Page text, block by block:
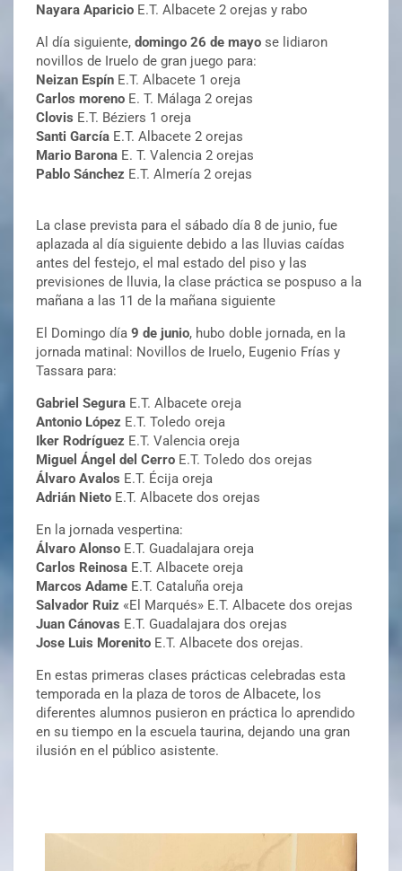
Nayara Aparicio E.T. Albacete 2 orejas y rabo
Al día siguiente, domingo 26 de mayo se lidiaron
novillos de Iruelo de gran juego para:
Neizan Espín E.T. Albacete 1 oreja
Carlos moreno E. T. Málaga 2 orejas
Clovis E.T. Béziers 1 oreja
Santi García E.T. Albacete 2 orejas
Mario Barona E. T. Valencia 2 orejas
Pablo Sánchez E.T. Almería 2 orejas
La clase prevista para el sábado día 8 de junio, fue
aplazada al día siguiente debido a las lluvias caídas
antes del festejo, el mal estado del piso y las
previsiones de lluvia, la clase práctica se pospuso a la
mañana a las 11 de la mañana siguiente
El Domingo día 9 de junio, hubo doble jornada, en la
jornada matinal: Novillos de Iruelo, Eugenio Frías y
Tassara para:
Gabriel Segura E.T. Albacete oreja
Antonio López E.T. Toledo oreja
Iker Rodríguez E.T. Valencia oreja
Miguel Ángel del Cerro E.T. Toledo dos orejas
Álvaro Avalos E.T. Écija oreja
Adrián Nieto E.T. Albacete dos orejas
En la jornada vespertina:
Álvaro Alonso E.T. Guadalajara oreja
Carlos Reinosa E.T. Albacete oreja
Marcos Adame E.T. Cataluña oreja
Salvador Ruiz «El Marqués» E.T. Albacete dos orejas
Juan Cánovas E.T. Guadalajara dos orejas
Jose Luis Morenito E.T. Albacete dos orejas.
En estas primeras clases prácticas celebradas esta
temporada en la plaza de toros de Albacete, los
diferentes alumnos pusieron en práctica lo aprendido
en su tiempo en la escuela taurina, dejando una gran
ilusión en el público asistente.